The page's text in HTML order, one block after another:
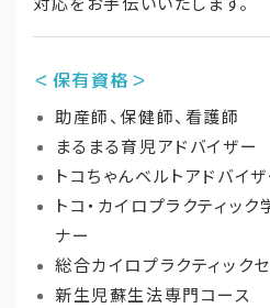
＜保有資格＞
助産師、保健師、看護師
まるまる育児アドバイザー
トコちゃんベルトアドバイザ
トコ・カイロプラクティッ
ナー
総合カイロプラクティック
新生児蘇生法専門コース